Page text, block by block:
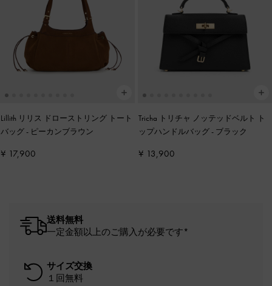
Lillith リリス ドローストリング トート
バッグ- ピーカンブラウン
¥ 17,900
Tricha トリチャ ノッテッドベルト ト
ップハンドルバッグ- ブラック
¥ 13,900
送料無料
一定金額以上のご購入が必要です*
サイズ交換
１回無料